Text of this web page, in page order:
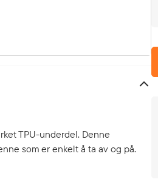
TPU-underdel. Denne
som er enkelt å ta av og på.